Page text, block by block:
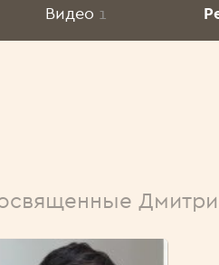
Видео 1